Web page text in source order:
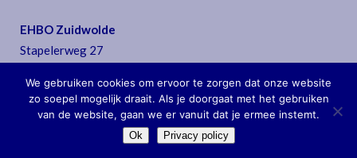
EHBO Zuidwolde
Stapelerweg 27
T:0522 - 44 30 07
secretariaat@ehbo-zuidwolde.nl
We gebruiken cookies om ervoor te zorgen dat onze website
zo soepel mogelijk draait. Als je doorgaat met het gebruiken
van de website, gaan we er vanuit dat je ermee instemt.
Ok Privacy policy